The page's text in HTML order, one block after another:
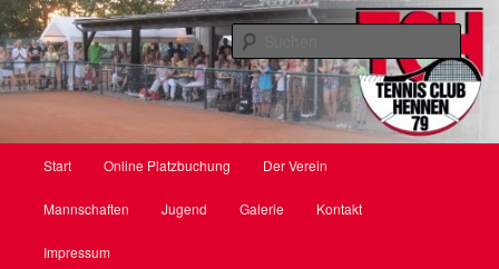
Zum
primären
Inhalt
springenTC Hennen e. V.
Start Online Platzbuchung Der Verein
Mannschaften Jugend Galerie Kontakt
Impressum